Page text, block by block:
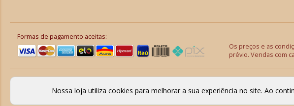
Formas de pagamento aceitas:
Os preços e as
prévio. Vendas com
Nossa loja utiliza cookies para melhorar a sua experiência no site. Ao